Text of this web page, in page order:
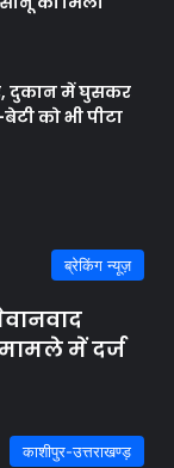
दुकान में घुसकर
को भी पीटा
ब्रेकिंग न्यूज़
में दर्ज
काशीपुर-उत्तराखण्ड़